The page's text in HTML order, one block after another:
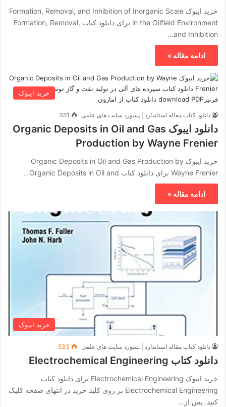
خرید ایبوک Formation, Removal, and Inhibition of Inorganic Scale
in the Oilfield Environment برای دانلود کتاب Formation, Removal,
and Inhibition…
ادامه مقاله »
خرید ایبوک
دانلود کتاب مقاله استاندارد | پسورد سایت های علمی 351
دانلود ایبوک Organic Deposits in Oil and Gas
Production by Wayne Frenier
خرید ایبوک Organic Deposits in Oil and Gas Production by
Wayne Frenier برای دانلود کتاب Organic Deposits in Oil and…
ادامه مقاله »
خرید ایبوک
دانلود کتاب مقاله استاندارد | پسورد سایت های علمی 533
دانلود کتاب Electrochemical Engineering
خرید ایبوک Electrochemical Engineering برای دانلود کتاب
Electrochemical Engineering بر روی کلید خرید در انتهای صفحه کلیک
کنید. پس از…